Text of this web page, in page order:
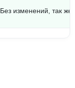
Без изменений, так же